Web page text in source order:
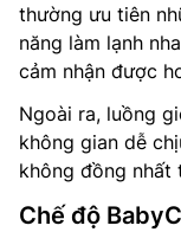
thường ưu tiên
năng làm lạnh
cảm nhận được
Ngoài ra, luồng
không gian dễ
không đồng nhất
Chế độ